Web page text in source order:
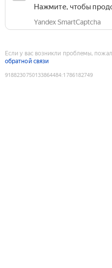
Нажмите, чтобы
Yandex SmartCaptcha
Если у вас возникли проблемы,
обратной связи
9188230750133864484:1786182749